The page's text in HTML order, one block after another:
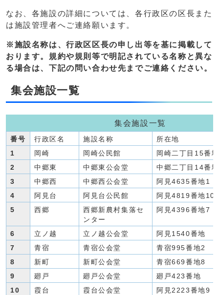
なお、各施設の詳細については、各行政区の区長また
は施設管理者へご連絡願います。
※施設名称は、行政区区長の申し出等を基に掲載して
おります。規約や規則等で明記されている名称と異な
る場合は、下記の問い合わせ先までご連絡ください。
集会施設一覧
集会施設一覧
番号 行政区名 施設名称
所在地
1
岡崎 岡崎公民館
岡崎二丁目15番
2
中郷東 中郷東公会堂
中郷二丁目14番
3
中郷西 中郷西公会堂
阿見4635番地1
4
阿見台 阿見台公民館
阿見4819番地10
5
西郷
西郷新農村集落セ
ンター
阿見4396番地7
6 立ノ越 立ノ越公会堂
阿見1540番地
7
青宿 青宿公会堂
青宿995番地2
8
新町 新町公会堂
青宿669番地8
9
廻戸 廻戸公会堂
廻戸423番地
10
霞台 霞台公会堂
阿見2223番地9